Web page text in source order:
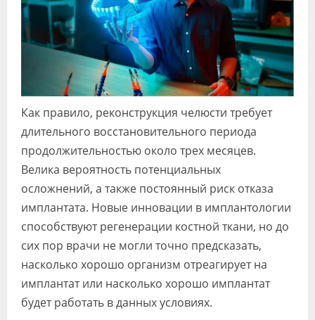
Как правило, реконструкция челюсти требует
длительного восстановительного периода
продолжительностью около трех месяцев.
Велика вероятность потенциальных
осложнений, а также постоянный риск отказа
имплантата. Новые инновации в имплантологии
способствуют регенерации костной ткани, но до
сих пор врачи не могли точно предсказать,
насколько хорошо организм отреагирует на
имплантат или насколько хорошо имплантат
будет работать в данных условиях.